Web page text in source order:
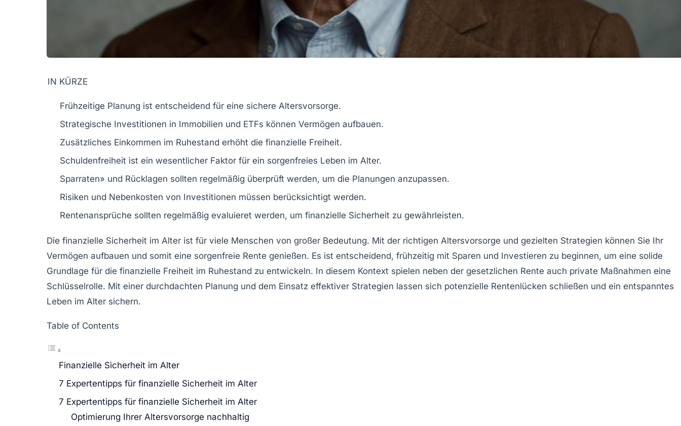
IN KÜRZE
Frühzeitige Planung ist entscheidend für eine sichere Altersvorsorge.
Strategische Investitionen in Immobilien und ETFs können Vermögen aufbauen.
Zusätzliches Einkommen im Ruhestand erhöht die finanzielle Freiheit.
Schuldenfreiheit ist ein wesentlicher Faktor für ein sorgenfreies Leben im Alter.
Sparraten» und Rücklagen sollten regelmäßig überprüft werden, um die Planungen anzupassen.
Risiken und Nebenkosten von Investitionen müssen berücksichtigt werden.
Rentenansprüche sollten regelmäßig evaluieret werden, um finanzielle Sicherheit zu gewährleisten.
Die finanzielle Sicherheit im Alter ist für viele Menschen von großer Bedeutung. Mit der richtigen Altersvorsorge und gezielten Strategien können Sie Ihr
Vermögen aufbauen und somit eine sorgenfreie Rente genießen. Es ist entscheidend, frühzeitig mit Sparen und Investieren zu beginnen, um eine solide
Grundlage für die finanzielle Freiheit im Ruhestand zu entwickeln. In diesem Kontext spielen neben der gesetzlichen Rente auch private Maßnahmen eine
Schlüsselrolle. Mit einer durchdachten Planung und dem Einsatz effektiver Strategien lassen sich potenzielle Rentenlücken schließen und ein entspanntes
Leben im Alter sichern.
Table of Contents
Finanzielle Sicherheit im Alter
7 Expertentipps für finanzielle Sicherheit im Alter
7 Expertentipps für finanzielle Sicherheit im Alter
Optimierung Ihrer Altersvorsorge nachhaltig